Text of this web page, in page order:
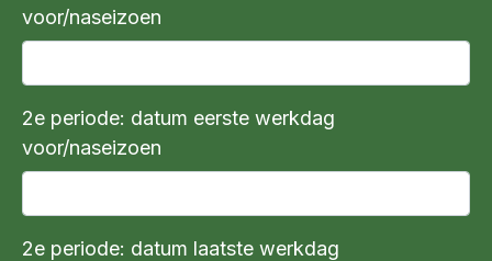
voor/naseizoen
2e periode: datum eerste werkdag
voor/naseizoen
2e periode: datum laatste werkdag